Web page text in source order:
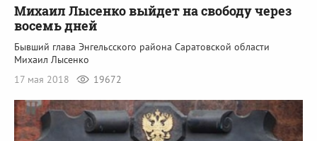
Михаил Лысенко выйдет на свободу через
восемь дней
Бывший глава Энгельсского района Саратовской области
Михаил Лысенко
17 мая 2018
19672